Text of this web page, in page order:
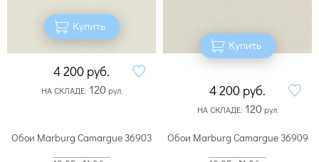
Купить
4 200 руб.
НА СКЛАДЕ: 120рул.
Купить
4 200 руб.
НА СКЛАДЕ: 120рул.
Обои Marburg Camargue 36903
Обои Marburg Camargue 36909